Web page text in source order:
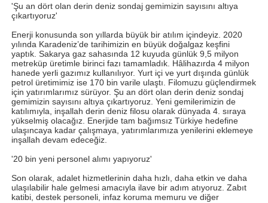
'Şu an dört olan derin deniz sondaj gemimizin sayısını altıya
çıkartıyoruz'
Enerji konusunda son yıllarda büyük bir atılım içindeyiz. 2020
yılında Karadeniz’de tarihimizin en büyük doğalgaz keşfini
yaptık. Sakarya gaz sahasında 12 kuyuda günlük 9,5 milyon
metreküp üretimle birinci fazı tamamladık. Hâlihazırda 4 milyon
hanede yerli gazımız kullanılıyor. Yurt içi ve yurt dışında günlük
petrol üretimimiz ise 170 bin varile ulaştı. Filomuzu güçlendirmek
için yatırımlarımız sürüyor. Şu an dört olan derin deniz sondaj
gemimizin sayısını altıya çıkartıyoruz. Yeni gemilerimizin de
katılımıyla, inşallah derin deniz filosu olarak dünyada 4. sıraya
yükselmiş olacağız. Enerjide tam bağımsız Türkiye hedefine
ulaşıncaya kadar çalışmaya, yatırımlarımıza yenilerini eklemeye
inşallah devam edeceğiz.
'20 bin yeni personel alımı yapıyoruz'
Son olarak, adalet hizmetlerinin daha hızlı, daha etkin ve daha
ulaşılabilir hale gelmesi amacıyla ilave bir adım atıyoruz. Zabıt
katibi, destek personeli, infaz koruma memuru ve diğer